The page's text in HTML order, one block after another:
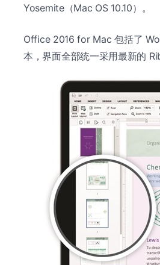
Yosemite（Mac OS 10.10）。
Office 2016 for Mac 包括了
本，界面全部统一采用最新的